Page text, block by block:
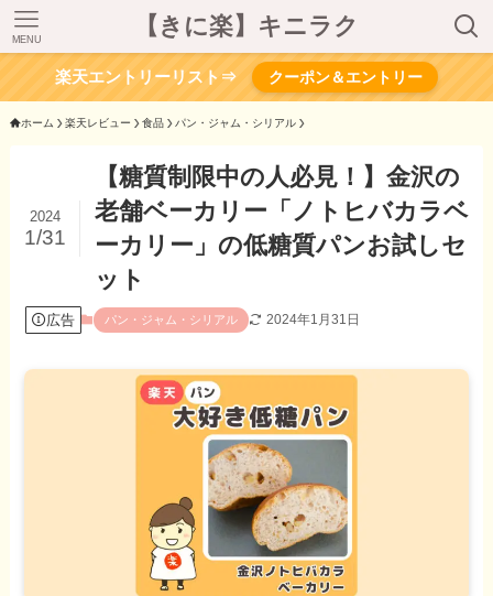
【きに楽】キニラク
MENU
楽天エントリーリスト⇒ クーポン＆エントリー
ホーム 楽天レビュー 食品 パン・ジャム・シリアル
【糖質制限中の人必見！】金沢の
老舗ベーカリー「ノトヒバカラベ
ーカリー」の低糖質パンお試しセ
ット
2024
1/31
広告 パン・ジャム・シリアル 2024年1月31日